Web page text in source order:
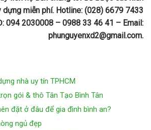
miễn phí. Hotline: (028) 6679 7433
094 2030008 – 0988 33 46 41 – Email:
phunguyenxd2@gmail.com.
nhà uy tín TPHCM
gói & thô Tân Tạo Bình Tân
đặt ở đâu để gia đình bình an?
ngủ đẹp